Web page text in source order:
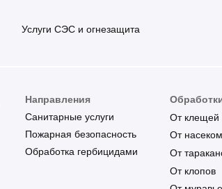
Услуги СЭС и огнезащита
Направления
Санитарные услуги
Пожарная безопасность
Обработка гербицидами
От клещей
От
От
От клопов